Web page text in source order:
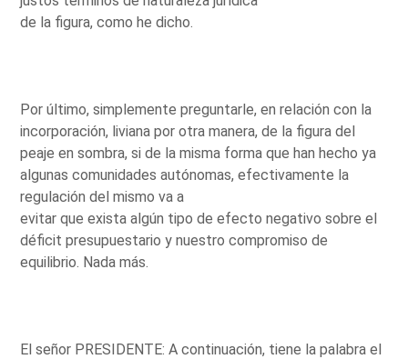
de la figura, como he dicho.
Por último, simplemente preguntarle, en relación con la
incorporación, liviana por otra manera, de la figura del
peaje en sombra, si de la misma forma que han hecho ya
algunas comunidades autónomas, efectivamente la
regulación del mismo va a
evitar que exista algún tipo de efecto negativo sobre el
déficit presupuestario y nuestro compromiso de
equilibrio. Nada más.
El señor PRESIDENTE: A continuación, tiene la palabra el